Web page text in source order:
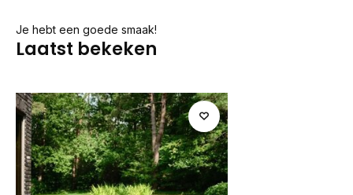
Je hebt een goede smaak!
Laatst bekeken